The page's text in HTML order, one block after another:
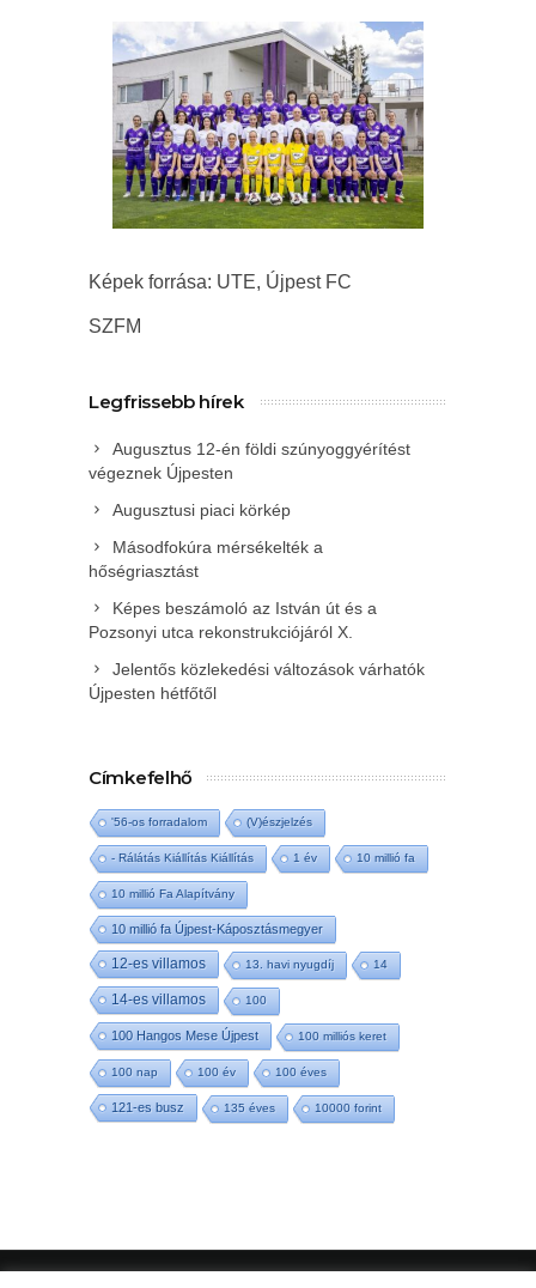
Képek forrása: UTE, Újpest FC
SZFM
Legfrissebb hírek
Augusztus 12-én földi szúnyoggyérítést
végeznek Újpesten
Augusztusi piaci körkép
Másodfokúra mérsékelték a
hőségriasztást
Képes beszámoló az István út és a
Pozsonyi utca rekonstrukciójáról X.
Jelentős közlekedési változások várhatók
Újpesten hétfőtől
Címkefelhő
'56-os forradalom (V)észjelzés
- Rálátás Kiállítás Kiállítás 1 év 10 millió fa
10 millió Fa Alapítvány
10 millió fa Újpest-Káposztásmegyer
12-es villamos 13. havi nyugdíj 14
14-es villamos 100
100 Hangos Mese Újpest 100 milliós keret
100 nap 100 év 100 éves
121-es busz 135 éves 10000 forint